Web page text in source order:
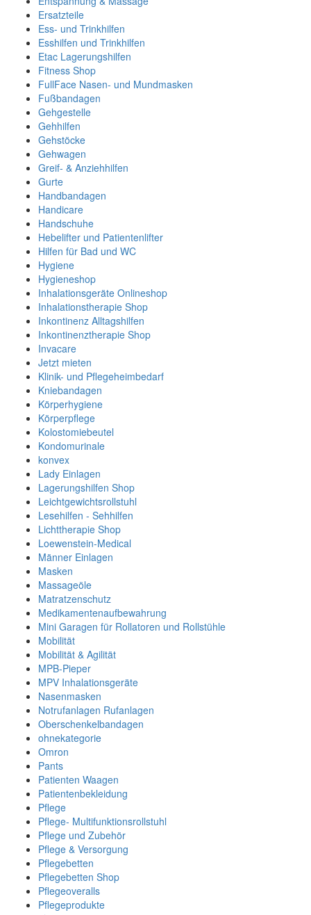
Ersatzteile
Ess- und Trinkhilfen
Esshilfen und Trinkhilfen
Etac Lagerungshilfen
Fitness Shop
FullFace Nasen- und Mundmasken
Fußbandagen
Gehgestelle
Gehhilfen
Gehstöcke
Gehwagen
Greif- & Anziehhilfen
Gurte
Handbandagen
Handicare
Handschuhe
Hebelifter und Patientenlifter
Hilfen für Bad und WC
Hygiene
Hygieneshop
Inhalationsgeräte Onlineshop
Inhalationstherapie Shop
Inkontinenz Alltagshilfen
Inkontinenztherapie Shop
Invacare
Jetzt mieten
Klinik- und Pflegeheimbedarf
Kniebandagen
Körperhygiene
Körperpflege
Kolostomiebeutel
Kondomurinale
konvex
Lady Einlagen
Lagerungshilfen Shop
Leichtgewichtsrollstuhl
Lesehilfen - Sehhilfen
Lichttherapie Shop
Loewenstein-Medical
Männer Einlagen
Masken
Massageöle
Matratzenschutz
Medikamentenaufbewahrung
Mini Garagen für Rollatoren und Rollstühle
Mobilität
Mobilität & Agilität
MPB-Pieper
MPV Inhalationsgeräte
Nasenmasken
Notrufanlagen Rufanlagen
Oberschenkelbandagen
ohnekategorie
Omron
Pants
Patienten Waagen
Patientenbekleidung
Pflege
Pflege- Multifunktionsrollstuhl
Pflege und Zubehör
Pflege & Versorgung
Pflegebetten
Pflegebetten Shop
Pflegeoveralls
Pflegeprodukte